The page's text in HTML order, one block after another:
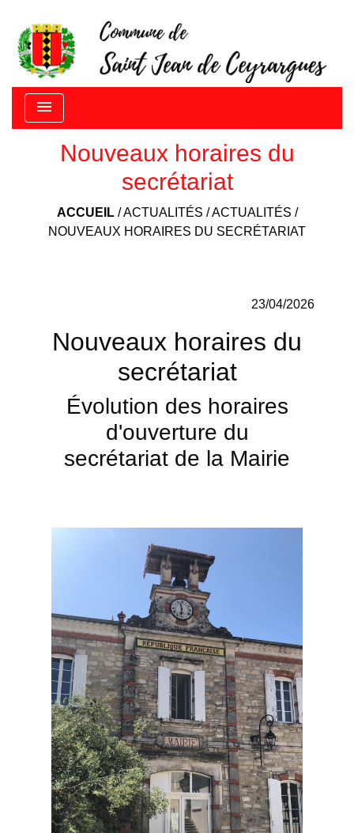
menu
Nouveaux horaires du
secrétariat
ACCUEIL/ACTUALITÉS /ACTUALITÉS /
NOUVEAUX HORAIRES DU SECRÉTARIAT
23/04/2026
Nouveaux horaires du
secrétariat
Évolution des horaires
d'ouverture du
secrétariat de la Mairie